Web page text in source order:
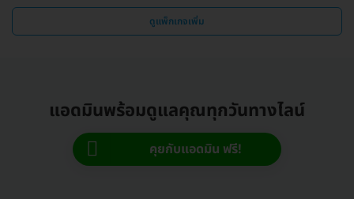
สะพานควาย
ดูแพ็กเกจเพิ่ม
แอดมินพร้อมดูแลคุณทุกวันทางไลน์
คุยกับแอดมิน ฟรี!